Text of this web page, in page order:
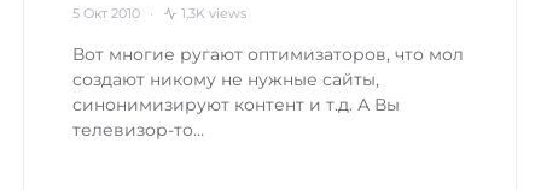
5 Окт 2010 1,3K views
Вот многие ругают оптимизаторов, что мол
создают никому не нужные сайты,
синонимизируют контент и т.д. А Вы
телевизор-то…